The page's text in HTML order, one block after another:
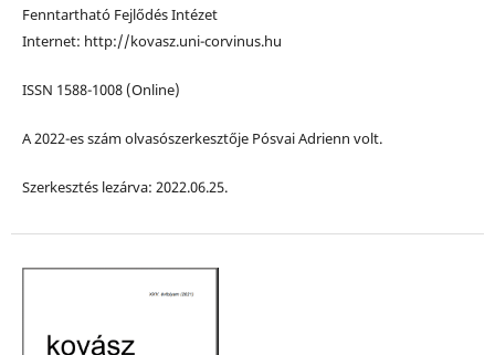
Fenntartható Fejlődés Intézet
Internet: http://kovasz.uni-corvinus.hu
ISSN 1588-1008 (Online)
A 2022-es szám olvasószerkesztője Pósvai Adrienn volt.
Szerkesztés lezárva: 2022.06.25.